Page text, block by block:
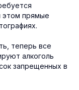
этом прямые
теперь все
алкоголь
запрещенных в